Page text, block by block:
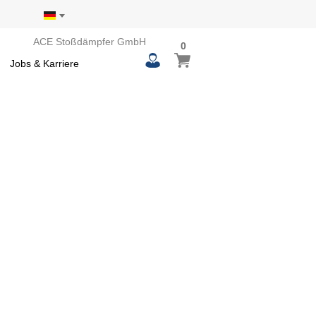
ACE Stoßdämpfer GmbH
Jobs & Karriere
Mein Warenkorb
00
items